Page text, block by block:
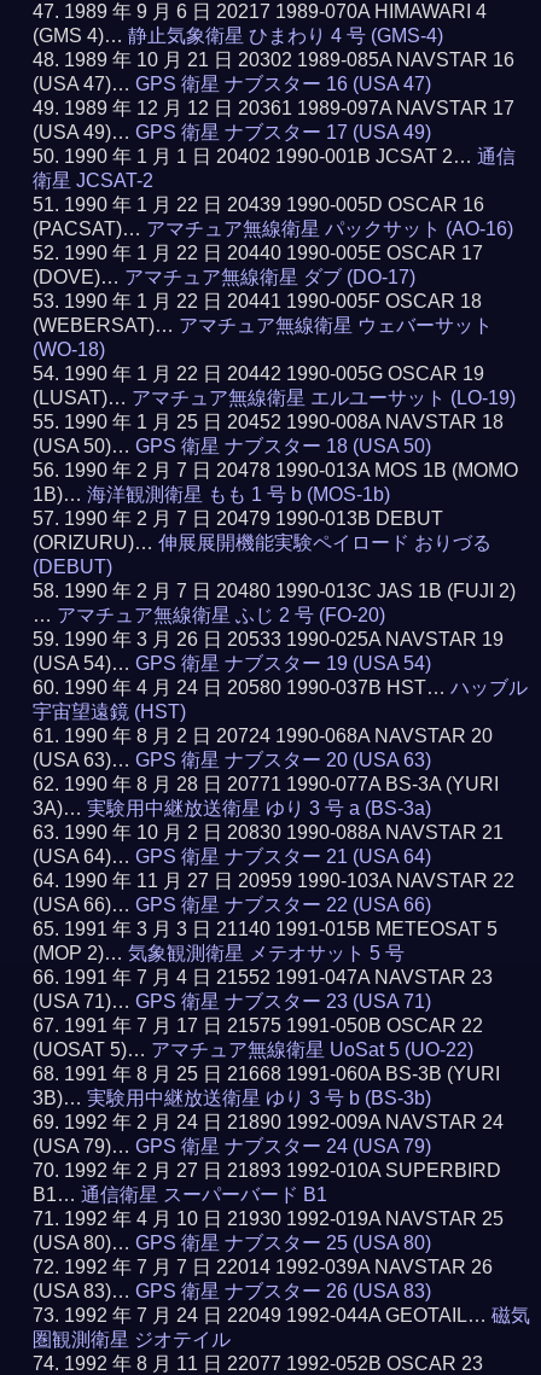
1989 年 9 月 6 日 20217 1989-070A HIMAWARI 4
(GMS 4)…静止気象衛星 ひまわり 4 号 (GMS-4)
1989 年 10 月 21 日 20302 1989-085A NAVSTAR 16
(USA 47)…GPS 衛星 ナブスター 16 (USA 47)
1989 年 12 月 12 日 20361 1989-097A NAVSTAR 17
(USA 49)…GPS 衛星 ナブスター 17 (USA 49)
1990 年 1 月 1 日 20402 1990-001B JCSAT 2…通信
衛星 JCSAT-2
1990 年 1 月 22 日 20439 1990-005D OSCAR 16
(PACSAT)… アマチュア無線衛星 パックサット (AO-16)
1990 年 1 月 22 日 20440 1990-005E OSCAR 17
(DOVE)… アマチュア無線衛星 ダブ (DO-17)
1990 年 1 月 22 日 20441 1990-005F OSCAR 18
(WEBERSAT)… アマチュア無線衛星 ウェバーサット
(WO-18)
1990 年 1 月 22 日 20442 1990-005G OSCAR 19
(LUSAT)… アマチュア無線衛星 エルユーサット (LO-19)
1990 年 1 月 25 日 20452 1990-008A NAVSTAR 18
(USA 50)…GPS 衛星 ナブスター 18 (USA 50)
1990 年 2 月 7 日 20478 1990-013A MOS 1B (MOMO
1B)…海洋観測衛星 もも 1 号 b (MOS-1b)
1990 年 2 月 7 日 20479 1990-013B DEBUT
(ORIZURU)…伸展展開機能実験ペイロード おりづる
(DEBUT)
1990 年 2 月 7 日 20480 1990-013C JAS 1B (FUJI 2)
… アマチュア無線衛星 ふじ 2 号 (FO-20)
1990 年 3 月 26 日 20533 1990-025A NAVSTAR 19
(USA 54)…GPS 衛星 ナブスター 19 (USA 54)
1990 年 4 月 24 日 20580 1990-037B HST…ハッブル
宇宙望遠鏡 (HST)
1990 年 8 月 2 日 20724 1990-068A NAVSTAR 20
(USA 63)…GPS 衛星 ナブスター 20 (USA 63)
1990 年 8 月 28 日 20771 1990-077A BS-3A (YURI
3A)…実験用中継放送衛星 ゆり 3 号 a (BS-3a)
1990 年 10 月 2 日 20830 1990-088A NAVSTAR 21
(USA 64)…GPS 衛星 ナブスター 21 (USA 64)
1990 年 11 月 27 日 20959 1990-103A NAVSTAR 22
(USA 66)…GPS 衛星 ナブスター 22 (USA 66)
1991 年 3 月 3 日 21140 1991-015B METEOSAT 5
(MOP 2)…気象観測衛星 メテオサット 5 号
1991 年 7 月 4 日 21552 1991-047A NAVSTAR 23
(USA 71)…GPS 衛星 ナブスター 23 (USA 71)
1991 年 7 月 17 日 21575 1991-050B OSCAR 22
(UOSAT 5)… アマチュア無線衛星 UoSat 5 (UO-22)
1991 年 8 月 25 日 21668 1991-060A BS-3B (YURI
3B)…実験用中継放送衛星 ゆり 3 号 b (BS-3b)
1992 年 2 月 24 日 21890 1992-009A NAVSTAR 24
(USA 79)…GPS 衛星 ナブスター 24 (USA 79)
1992 年 2 月 27 日 21893 1992-010A SUPERBIRD
B1…通信衛星 スーパーバード B1
1992 年 4 月 10 日 21930 1992-019A NAVSTAR 25
(USA 80)…GPS 衛星 ナブスター 25 (USA 80)
1992 年 7 月 7 日 22014 1992-039A NAVSTAR 26
(USA 83)…GPS 衛星 ナブスター 26 (USA 83)
1992 年 7 月 24 日 22049 1992-044A GEOTAIL…磁気
圏観測衛星 ジオテイル
1992 年 8 月 11 日 22077 1992-052B OSCAR 23